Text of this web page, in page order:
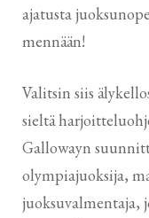
ajatusta
mennään!
Valitsin siis
sieltä
Gallowayn
olympiajuoksija,
juoksuvalmentaja,